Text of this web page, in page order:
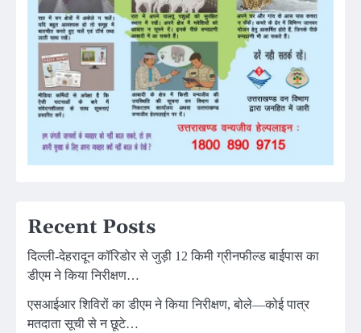
Recent Posts
दिल्ली-देहरादून कॉरिडोर से जुड़ी 12 किमी ग्रीनफील्ड बाईपास का
डीएम ने किया निरीक्षण…
एसआईआर शिविरों का डीएम ने किया निरीक्षण, बोले—कोई पात्र
मतदाता सूची से न छूटे…